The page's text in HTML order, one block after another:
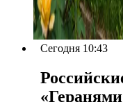
Сегодня 10:43